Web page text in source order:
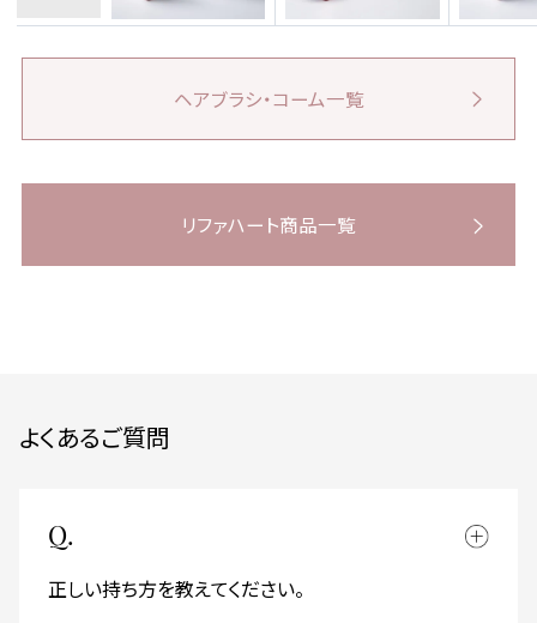
ヘアブラシ・コーム一覧
リファハート商品一覧
よくあるご質問
Q.
正しい持ち方を教えてください。